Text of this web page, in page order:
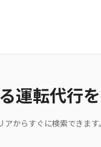
運転代行
からすぐに検索できます